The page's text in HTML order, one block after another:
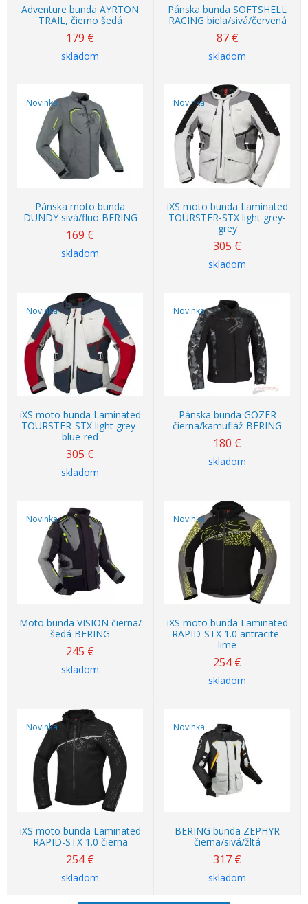
Adventure bunda AYRTON
TRAIL, čierno šedá
179 €
skladom
Pánska bunda SOFTSHELL
RACING biela/sivá/červená
87 €
skladom
Novinka
Pánska moto bunda
DUNDY sivá/fluo BERING
169 €
skladom
Novinka
iXS moto bunda Laminated
TOURSTER-STX light grey-
grey
305 €
skladom
Novinka
iXS moto bunda Laminated
TOURSTER-STX light grey-
blue-red
305 €
skladom
Novinka
Pánska bunda GOZER
čierna/kamufláž BERING
180 €
skladom
Novinka
Moto bunda VISION čierna/
šedá BERING
245 €
skladom
Novinka
iXS moto bunda Laminated
RAPID-STX 1.0 antracite-
lime
254 €
skladom
Novinka
iXS moto bunda Laminated
RAPID-STX 1.0 čierna
254 €
skladom
Novinka
BERING bunda ZEPHYR
čierna/sivá/žltá
317 €
skladom